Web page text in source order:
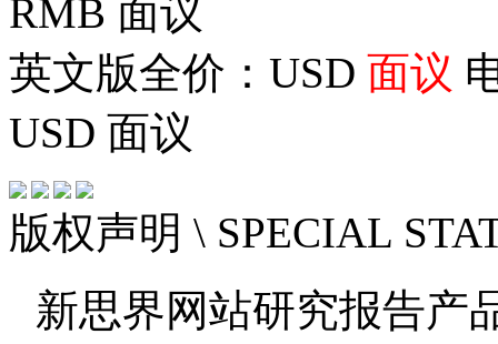
RMB 面议
英文版全价：USD 面议
USD 面议
版权声明 \ SPECIAL
新思界网站研究报告产